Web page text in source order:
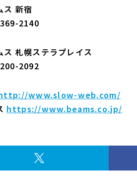
ス 新宿
2140
ス 札幌ステラプレイス
2092
www.slow-web.com/
https://www.beams.co.jp/